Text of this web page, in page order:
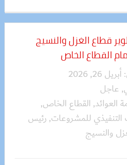
قطاع الغزل والنسيج
القطاع الخاص
أبريل 26, 2026
, عاجل
العوائد, القطاع الخاص,
التنفيذي للمشروعات, رئيس
والنسيج